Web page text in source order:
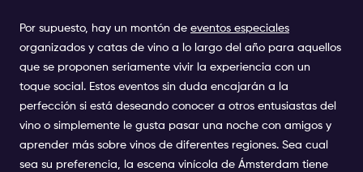
Por supuesto, hay un montón de eventos especiales
organizados y catas de vino a lo largo del año para aquellos
que se proponen seriamente vivir la experiencia con un
toque social. Estos eventos sin duda encajarán a la
perfección si está deseando conocer a otros entusiastas del
vino o simplemente le gusta pasar una noche con amigos y
aprender más sobre vinos de diferentes regiones. Sea cual
sea su preferencia, la escena vinícola de Ámsterdam tiene